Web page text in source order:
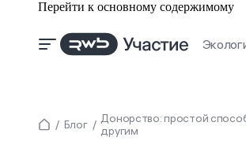
Перейти к основному содержимому
Блог
Донорство: простой
другим